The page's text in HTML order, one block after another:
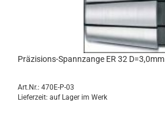
Präzisions-Spannzange ER 32 D=3,0mm
Art.Nr.: 470E-P-03
Lieferzeit: auf Lager im Werk